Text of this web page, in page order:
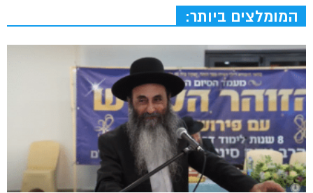
המומלצים ביותר: